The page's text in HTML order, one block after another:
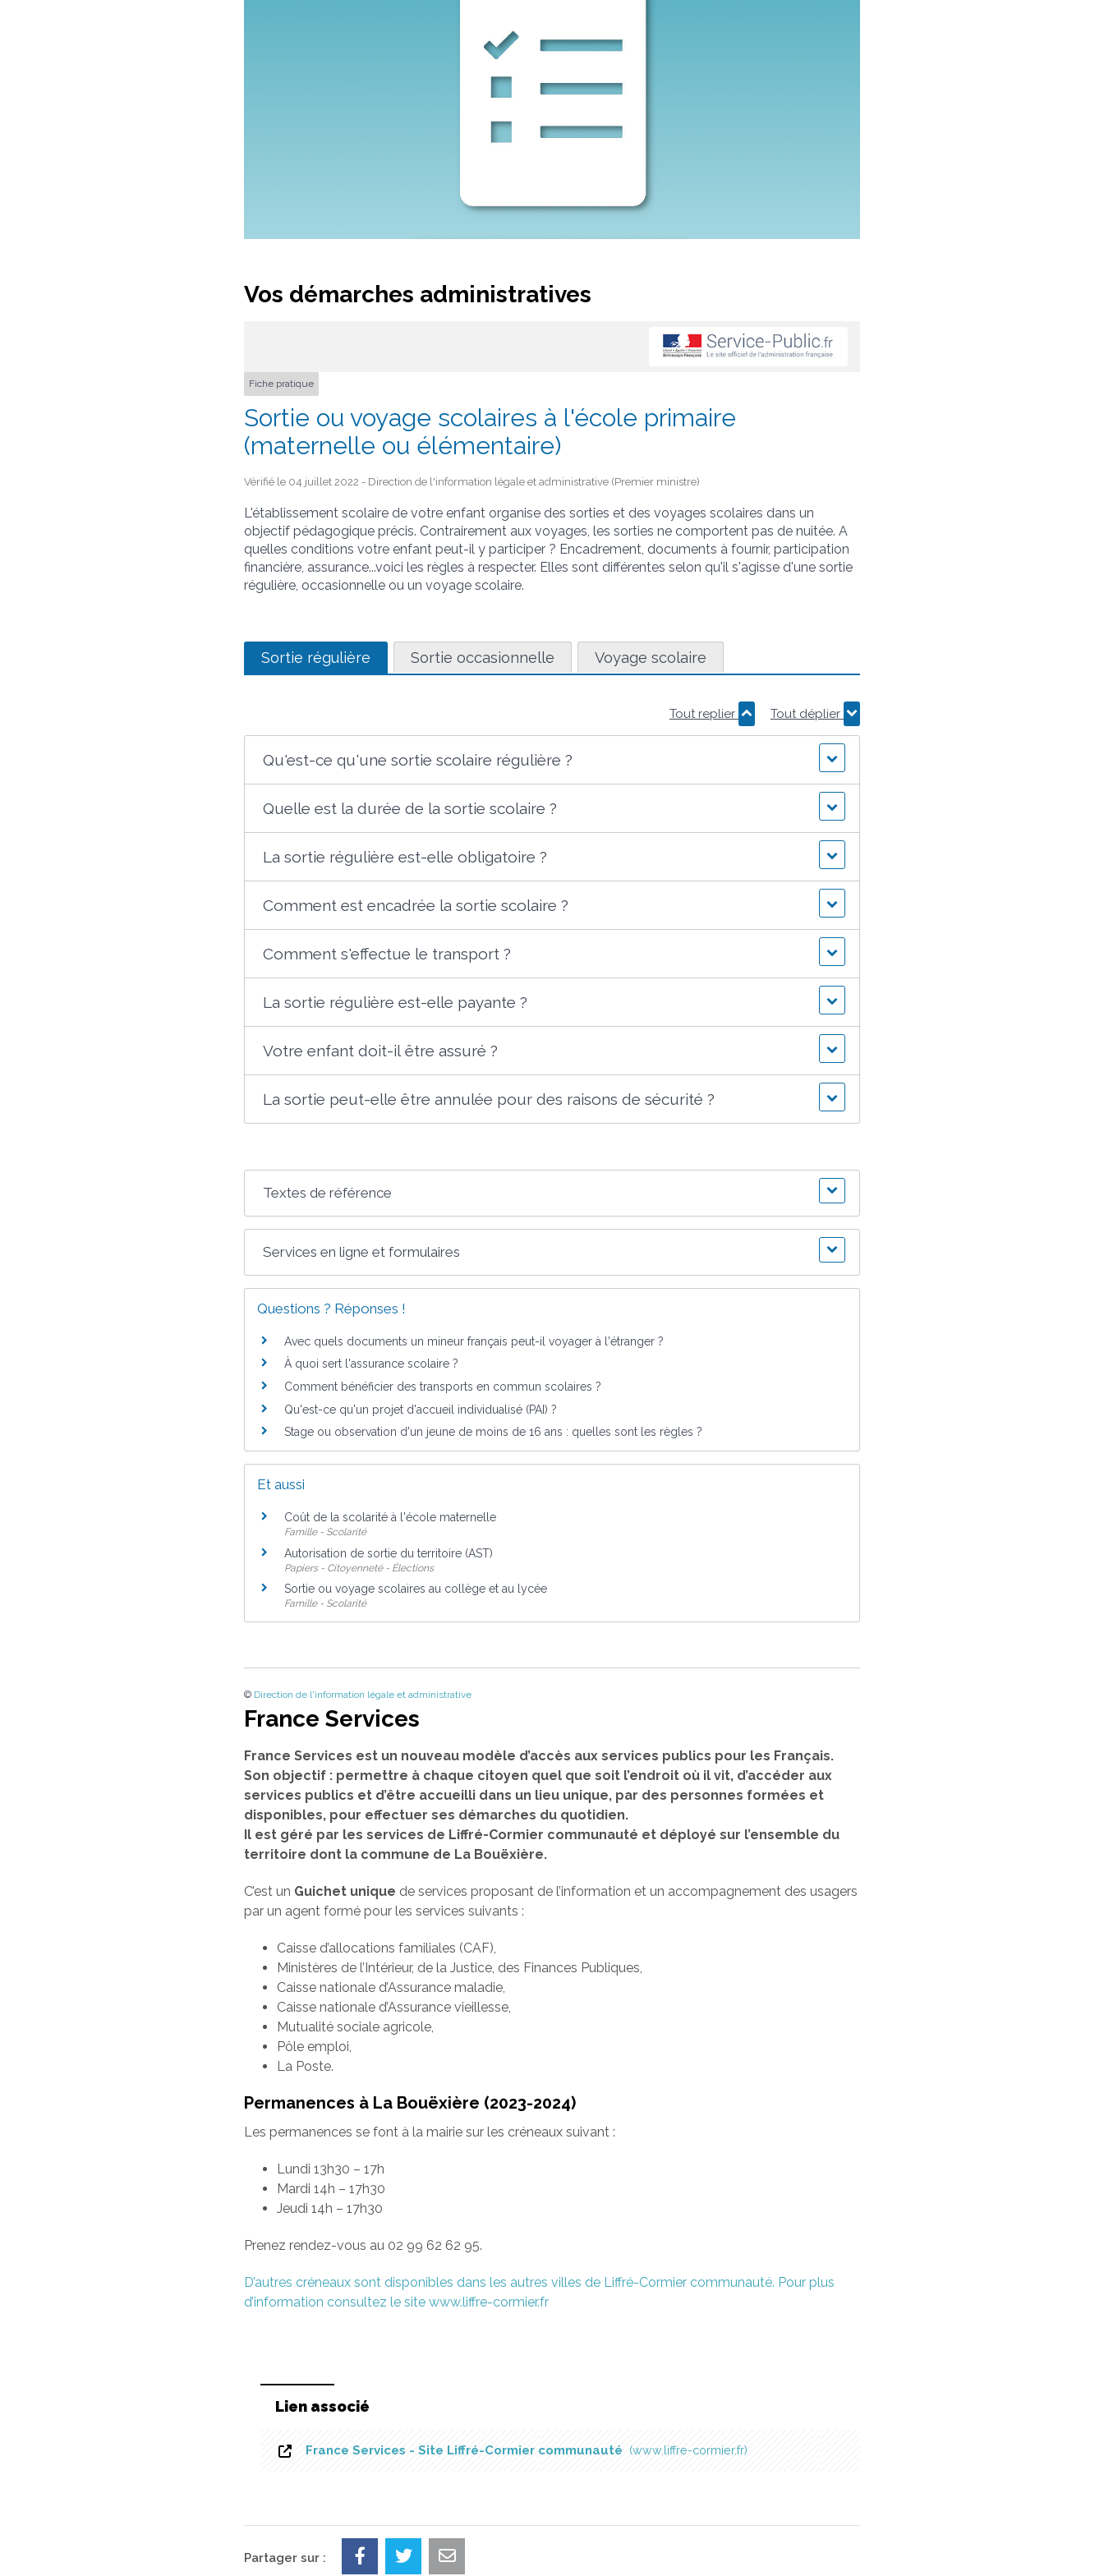
Vos démarches administratives
Fiche pratique
Sortie ou voyage scolaires à l'école primaire
(maternelle ou élémentaire)
Vérifié le 04 juillet 2022 - Direction de l'information légale et administrative (Premier ministre)
L'établissement scolaire de votre enfant organise des sorties et des voyages scolaires dans un
objectif pédagogique précis. Contrairement aux voyages, les sorties ne comportent pas de nuitée. A
quelles conditions votre enfant peut-il y participer ? Encadrement, documents à fournir, participation
financière, assurance...voici les règles à respecter. Elles sont différentes selon qu'il s'agisse d'une sortie
régulière, occasionnelle ou un voyage scolaire.
Sortie régulière Sortie occasionnelle Voyage scolaire
Tout replier Tout déplier
Qu'est-ce qu'une sortie scolaire régulière ?
Quelle est la durée de la sortie scolaire ?
La sortie régulière est-elle obligatoire ?
Comment est encadrée la sortie scolaire ?
Comment s'effectue le transport ?
La sortie régulière est-elle payante ?
Votre enfant doit-il être assuré ?
La sortie peut-elle être annulée pour des raisons de sécurité ?
Textes de référence
Services en ligne et formulaires
Questions ? Réponses !
Avec quels documents un mineur français peut-il voyager à l'étranger ?
À quoi sert l'assurance scolaire ?
Comment bénéficier des transports en commun scolaires ?
Qu'est-ce qu'un projet d'accueil individualisé (PAI) ?
Stage ou observation d'un jeune de moins de 16 ans : quelles sont les règles ?
Et aussi
Coût de la scolarité à l'école maternelle
Famille - Scolarité
Autorisation de sortie du territoire (AST)
Papiers - Citoyenneté - Élections
Sortie ou voyage scolaires au collège et au lycée
Famille - Scolarité
© Direction de l'information légale et administrative
France Services
France Services est un nouveau modèle d’accès aux services publics pour les Français.
Son objectif : permettre à chaque citoyen quel que soit l’endroit où il vit, d’accéder aux
services publics et d’être accueilli dans un lieu unique, par des personnes formées et
disponibles, pour effectuer ses démarches du quotidien.
Il est géré par les services de Liffré-Cormier communauté et déployé sur l’ensemble du
territoire dont la commune de La Bouëxière.
C’est un Guichet unique de services proposant de l’information et un accompagnement des usagers
par un agent formé pour les services suivants :
Caisse d’allocations familiales (CAF),
Ministères de l’Intérieur, de la Justice, des Finances Publiques,
Caisse nationale d’Assurance maladie,
Caisse nationale d’Assurance vieillesse,
Mutualité sociale agricole,
Pôle emploi,
La Poste.
Permanences à La Bouëxière (2023-2024)
Les permanences se font à la mairie sur les créneaux suivant :
Lundi 13h30 – 17h
Mardi 14h – 17h30
Jeudi 14h – 17h30
Prenez rendez-vous au 02 99 62 62 95.
D’autres créneaux sont disponibles dans les autres villes de Liffré-Cormier communauté. Pour plus
d’information consultez le site www.liffre-cormier.fr
Lien associé
France Services - Site Liffré-Cormier communauté www.liffre-cormier.fr
Partager sur :